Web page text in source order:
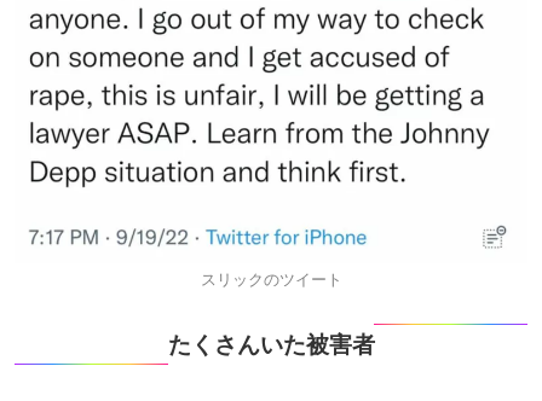
スリックのツイート
たくさんいた被害者